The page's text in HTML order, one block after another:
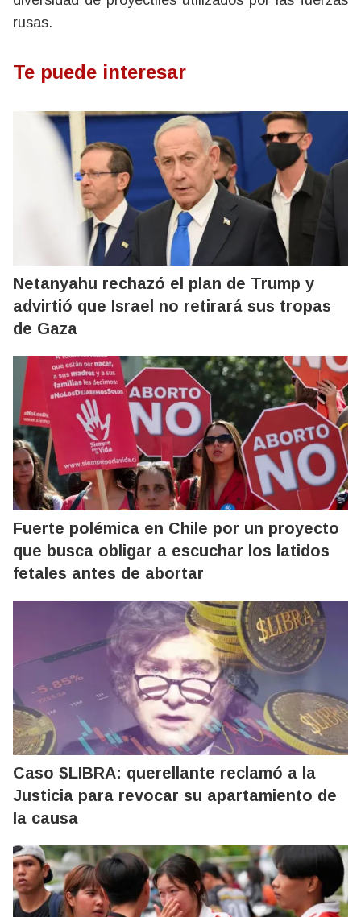
rusas.
Te puede interesar
Netanyahu rechazó el plan de Trump y
advirtió que Israel no retirará sus tropas
de Gaza
Fuerte polémica en Chile por un proyecto
que busca obligar a escuchar los latidos
fetales antes de abortar
Caso $LIBRA: querellante reclamó a la
Justicia para revocar su apartamiento de
la causa